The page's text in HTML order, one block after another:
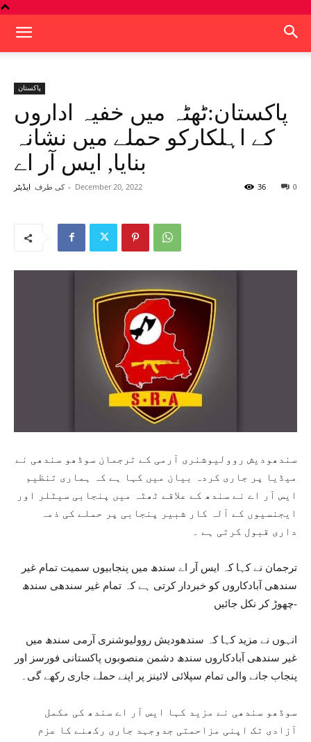
پاکستان
پاکستان:ٹھٹہ میں خفیہ اداروں
کے اہلکارکو حملے میں نشانہ
بنایا, ایس آر اے
کی طرف ایڈیٹر - December 20, 2022 0
36
سندھودیش روولیوشنری آرمی کے ترجمان سوڈھو سندھی نے
میڈیا پر جاری کردہ بیان میں کہا ہے کہ ہماری تنظیم
ایس آر اے نے سندھ کے علاقے ٹھٹہ میں پنجابی سیٹلر اور
ایجنسیوں کے آلہ کار شبیر پنجابی پر حملے کی ذمہ
داری قبول کرتی ہے ۔
ترجمان نے کہا کہ ایس آر اے سندھ میں پنجابیوں سمیت تمام غیر
سندھی آبادکاروں کو خبردار کرتی ہے کہ تمام غیر سندھی سندھ
چھوڑ کر نکل جائیں-
انہوں نے مزید کہا کہ سندھودیش روولیوشنری آرمی سندھ میں
غیر سندھی آبادکاروں سندھ دشمن منصوبوں پاکستانی فورسز اور
پنجاب جانے والی تمام سپلائی لائینز پر اپنے حملے جاری رکھے گی۔
سوڈھو سندھی نے مزید کہا ایس آر اے سندھ کی مکمل
آزادی تک اپنی مزاحمتی جدوجہد جاری رکھنے کا عزم